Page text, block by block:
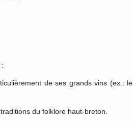
de ses grands vins (ex.: le
du folklore haut-breton.